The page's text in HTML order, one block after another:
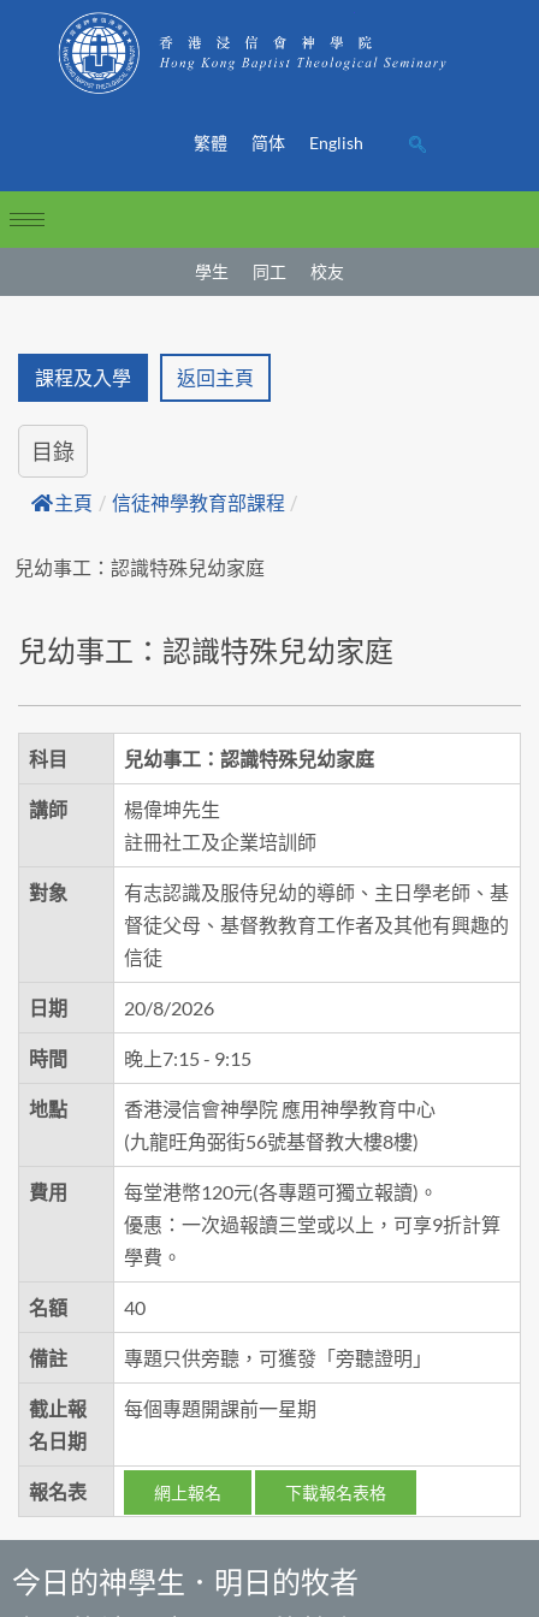
繁體 简体 English
學生 同工 校友
課程及入學 返回主頁
目錄
主頁 / 信徒神學教育部課程 /
兒幼事工：認識特殊兒幼家庭
兒幼事工：認識特殊兒幼家庭
科目 兒幼事工：認識特殊兒幼家庭
講師
楊偉坤先生
註冊社工及企業培訓師
對象
有志認識及服侍兒幼的導師、主日學老師、基
督徒父母、基督教教育工作者及其他有興趣的
信徒
日期 20/8/2026
時間 晚上7:15 - 9:15
地點
香港浸信會神學院 應用神學教育中心
(九龍旺角弼街56號基督教大樓8樓)
費用
每堂港幣120元(各專題可獨立報讀)。
優惠：一次過報讀三堂或以上，可享9折計算
學費。
名額 40
備註 專題只供旁聽，可獲發「旁聽證明」
截止報
名日期
每個專題開課前一星期
報名表 網上報名 下載報名表格
今日的神學生．明日的牧者